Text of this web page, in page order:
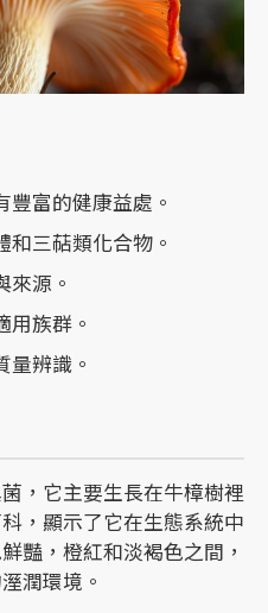
富的健康益處。
三萜類化合物。
來源。
用族群。
量辨識。
，它主要生長在牛樟樹裡
，顯示了它在生態系統中
豔，橙紅和淡褐色之間，
潤環境。